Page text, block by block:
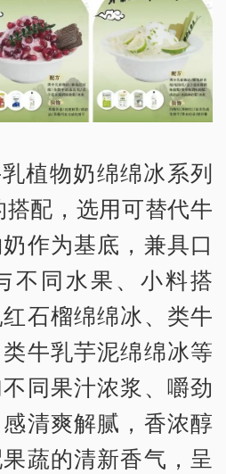
植物奶绵绵冰系列
搭配，选用可替代牛
作为基底，兼具口
不同水果、小料搭
石榴绵绵冰、类牛
牛乳芋泥绵绵冰等
同果汁浓浆、嚼劲
清爽解腻，香浓醇
蔬的清新香气，呈